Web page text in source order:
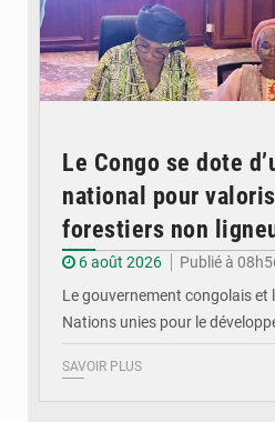
Le Congo se dote
national pour
forestiers non
6 août 2026
Publié à
Le gouvernement congolais et
Nations unies pour le
SAVOIR PLUS